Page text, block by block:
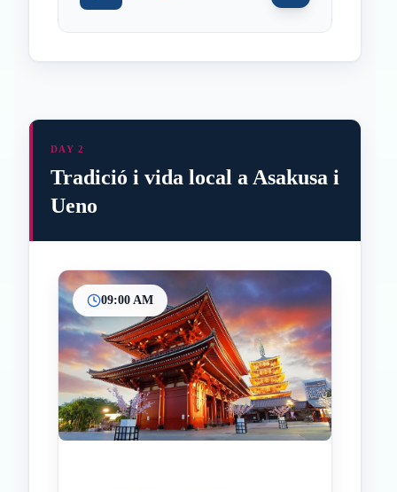
InicioParadas intermedias
Final
DAY 2
Tradició i vida local a Asakusa i
Ueno
09:00 AM